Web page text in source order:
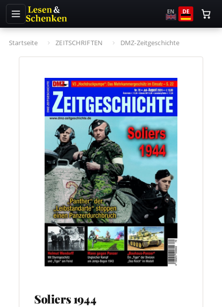
EN DE
Startseite ZEITSCHRIFTEN DMZ-Zeitgeschichte
Soliers 1944